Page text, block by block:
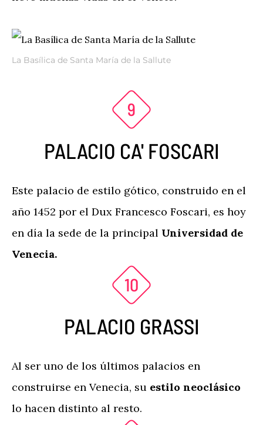
La Basílica de Santa María de la Sallute
PALACIO CA' FOSCARI
Este palacio de estilo gótico, construido en el
año 1452 por el Dux Francesco Foscari, es hoy
en día la sede de la principal Universidad de
Venecia.
PALACIO GRASSI
Al ser uno de los últimos palacios en
construirse en Venecia, su estilo neoclásico
lo hacen distinto al resto.